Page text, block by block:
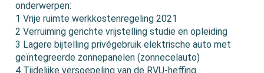
onderwerpen:
1 Vrije ruimte werkkostenregeling 2021
2 Verruiming gerichte vrijstelling studie en opleiding
3 Lagere bijtelling privégebruik elektrische auto met
geïntegreerde zonnepanelen (zonnecelauto)
4 Tijdelijke versoepeling van de RVU-heffing.